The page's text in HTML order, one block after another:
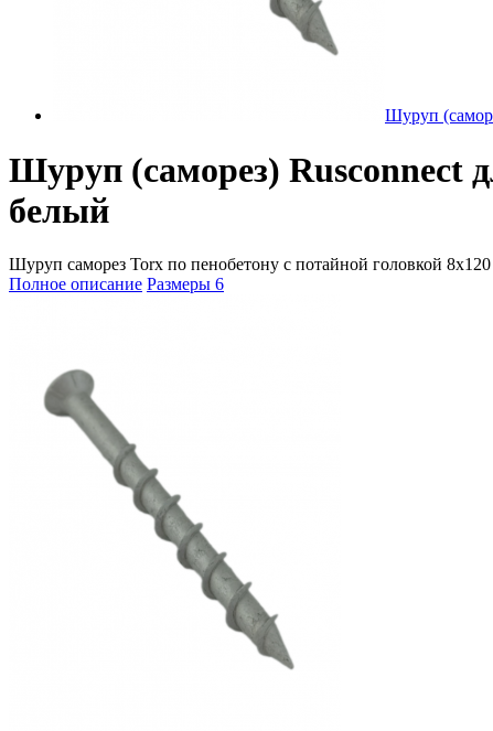
Шуруп
Шуруп (саморез) Rusconnect
белый
Шуруп саморез Torx по пенобетону с потайной головкой
Полное описание Размеры 6